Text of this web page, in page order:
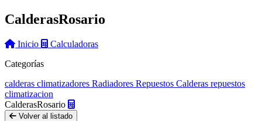
CalderasRosario
Inicio
Calculadoras
Categorías
calderas climatizadores Radiadores Repuestos Calderas repuestos
climatizacion
CalderasRosario
Volver al listado